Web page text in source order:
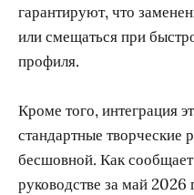
гарантируют, что
или смещаться при
профиля.
Кроме того, интеграция
стандартные творческие
бесшовной. Как сообщает
руководстве за май 2026